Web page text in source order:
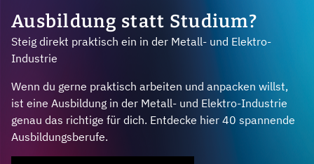
Ausbildung statt Studium?
Steig direkt praktisch ein in der Metall- und Elektro-
Industrie
Wenn du gerne praktisch arbeiten und anpacken willst,
ist eine Ausbildung in der Metall- und Elektro-Industrie
genau das richtige für dich. Entdecke hier 40 spannende
Ausbildungsberufe.